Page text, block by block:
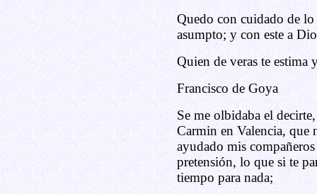
Quedo con cuidado de lo
asumpto; y con este a
Quien de veras te estima
Francisco de Goya
Se me olbidaba el
Carmin en Valencia, que
ayudado mis
pretensión, lo que si te
tiempo para nada;